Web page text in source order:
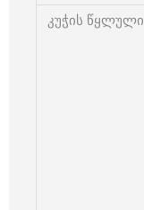
კუჭის წყლული